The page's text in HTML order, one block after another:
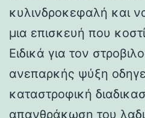
κυλινδροκεφαλή και
μια επισκευή που
Ειδικά για τον
ανεπαρκής ψύξη
καταστροφική
απανθράκωση του